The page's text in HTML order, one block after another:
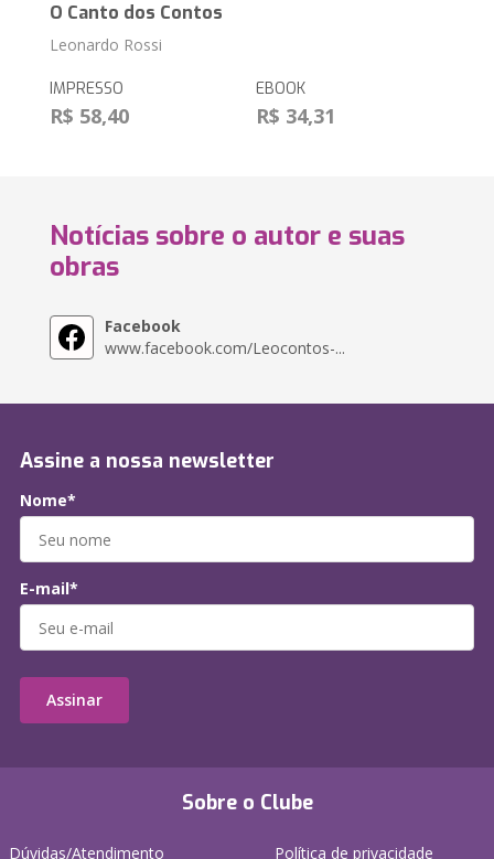
O Canto dos Contos
Leonardo Rossi
IMPRESSO
R$ 58,40
EBOOK
R$ 34,31
Notícias sobre o autor e suas
obras
Facebook
www.facebook.com/Leocontos-...
Sobre o Clube
Dúvidas/Atendimento
Política de privacidade
Assine a nossa newsletter
Nome*
E-mail*
Assinar